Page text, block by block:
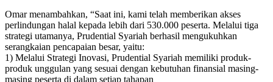
Omar menambahkan, “Saat ini, kami telah memberikan akses
perlindungan halal kepada lebih dari 530.000 peserta. Melalui tiga
strategi utamanya, Prudential Syariah berhasil mengukuhkan
serangkaian pencapaian besar, yaitu:
1) Melalui Strategi Inovasi, Prudential Syariah memiliki produk-
produk unggulan yang sesuai dengan kebutuhan finansial masing-
masing peserta di dalam setiap tahapan